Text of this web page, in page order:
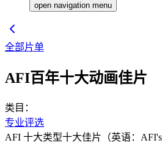
open navigation menu
全部片单
AFI百年十大动画佳片
类目：
专业评选
AFI 十大类型十大佳片（英语：